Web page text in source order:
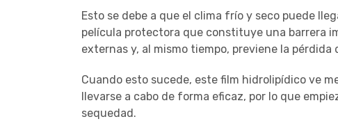
Esto se debe a que el clima frío y seco puede
película protectora que constituye una barrera
externas y, al mismo tiempo, previene la
Cuando esto sucede, este film hidrolipídico ve
llevarse a cabo de forma eficaz, por lo que
sequedad.